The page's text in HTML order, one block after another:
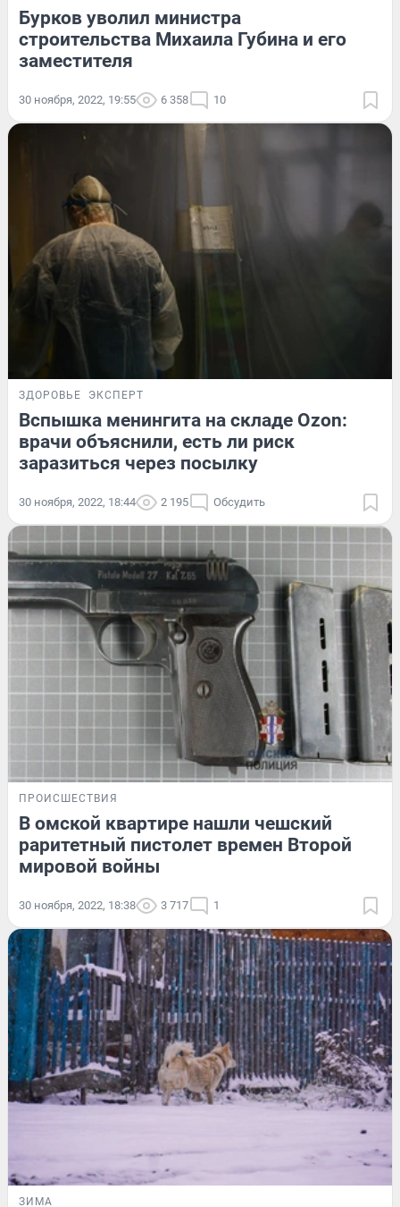
Бурков уволил министра
строительства Михаила Губина и его
заместителя
30 ноября, 2022, 19:55 6 358 10
ЗДОРОВЬЕ ЭКСПЕРТ
Вспышка менингита на складе Ozon:
врачи объяснили, есть ли риск
заразиться через посылку
30 ноября, 2022, 18:44 2 195 Обсудить
ПРОИСШЕСТВИЯ
В омской квартире нашли чешский
раритетный пистолет времен Второй
мировой войны
30 ноября, 2022, 18:38 3 717 1
ЗИМА